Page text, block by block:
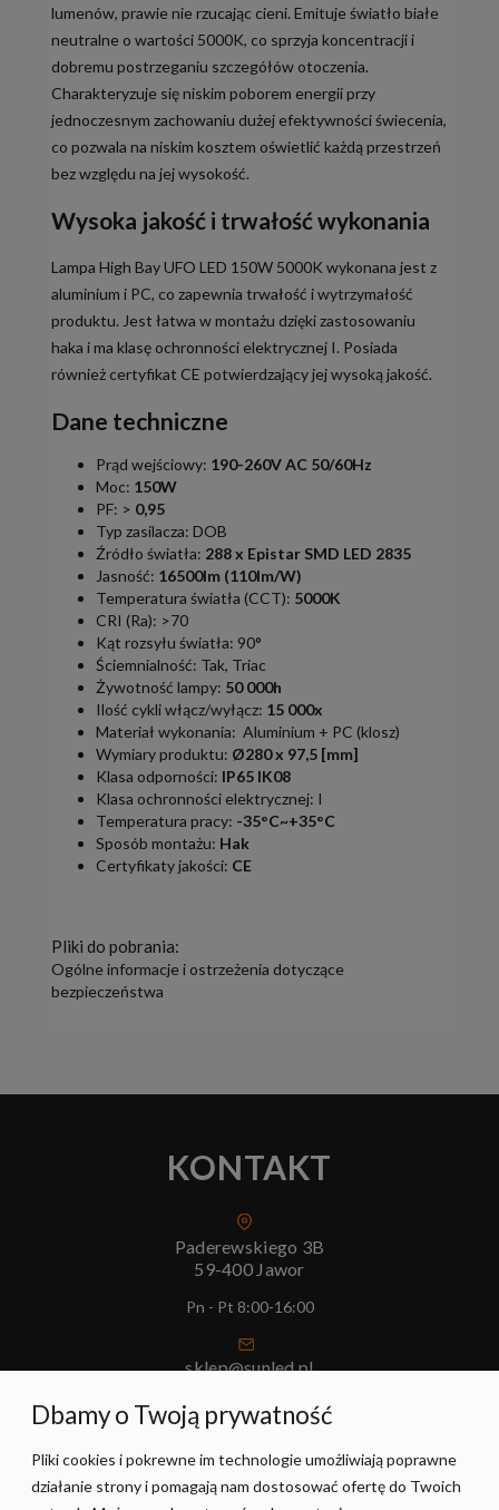
lumenów, prawie nie rzucając cieni. Emituje światło białe
neutralne o wartości 5000K, co sprzyja koncentracji i
dobremu postrzeganiu szczegółów otoczenia.
Charakteryzuje się niskim poborem energii przy
jednoczesnym zachowaniu dużej efektywności świecenia,
co pozwala na niskim kosztem oświetlić każdą przestrzeń
bez względu na jej wysokość.
Wysoka jakość i trwałość wykonania
Lampa High Bay UFO LED 150W 5000K wykonana jest z
aluminium i PC, co zapewnia trwałość i wytrzymałość
produktu. Jest łatwa w montażu dzięki zastosowaniu
haka i ma klasę ochronności elektrycznej I. Posiada
również certyfikat CE potwierdzający jej wysoką jakość.
Dane techniczne
Prąd wejściowy: 190-260V AC 50/60Hz
Moc: 150W
PF: > 0,95
Typ zasilacza: DOB
Źródło światła: 288 x Epistar SMD LED 2835
Jasność: 16500lm (110lm/W)
Temperatura światła (CCT): 5000K
CRI (Ra): >70
Kąt rozsyłu światła: 90°
Ściemnialność: Tak, Triac
Żywotność lampy: 50 000h
Ilość cykli włącz/wyłącz: 15 000x
Materiał wykonania: Aluminium + PC (klosz)
Wymiary produktu: Ø280 x 97,5 [mm]
Klasa odporności: IP65 IK08
Klasa ochronności elektrycznej: I
Temperatura pracy: -35°C~+35°C
Sposób montażu: Hak
Certyfikaty jakości: CE
Pliki do pobrania:
Ogólne informacje i ostrzeżenia dotyczące
bezpieczeństwa
KONTAKT
Paderewskiego 3B
59-400 Jawor
Pn - Pt 8:00-16:00
sklep@sunled.pl
+48 690 128 561
POMOC
Dbamy o Twoją prywatność
Pliki cookies i pokrewne im technologie umożliwiają poprawne
działanie strony i pomagają nam dostosować ofertę do Twoich